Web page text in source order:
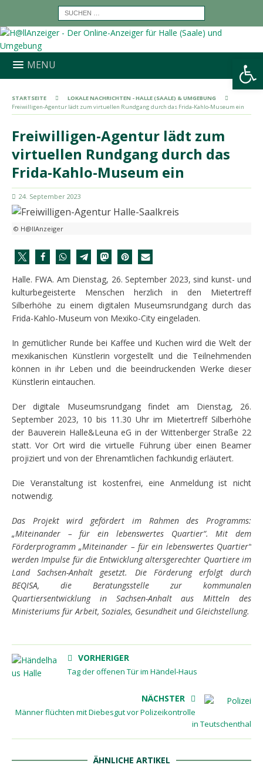
Werkzeugleiste öffnen
MENU
STARTSEITE
LOKALE NACHRICHTEN - HALLE (SAALE) & UMGEBUNG
Freiwilligen-Agentur lädt zum virtuellen Rundgang durch das Frida-Kahlo-Museum ein
Freiwilligen-Agentur lädt zum
virtuellen Rundgang durch das
Frida-Kahlo-Museum ein
24. September 2023
© H@llAnzeiger
Halle. FWA. Am Dienstag, 26. September 2023, sind kunst- und
kulturbegeisterte Menschen herzlich in den Mietertreff
Silberhöhe zu einem digitalen Museumsrundgang durch das
Frida-Kahlo-Museum von Mexiko-City eingeladen.
In gemütlicher Runde bei Kaffee und Kuchen wird die Welt der
mexikanischen Künstlerin vorgestellt und die Teilnehmenden
können in ihr Leben und die beeindruckenden Werke dieser
Künstlerin eintauchen.
Der digitale Museumsrundgang findet am Dienstag, 26.
September 2023, 10 bis 11.30 Uhr im Mietertreff Silberhöhe
der Bauverein Halle&Leuna eG in der Wittenberger Straße 22
statt. Vor Ort wird die virtuelle Führung über einen Beamer
projiziert und von der Ehrenamtlichen fachkundig erläutert.
Die Veranstaltung ist kostenfrei, eine Anmeldung ist nicht
notwendig.
Das Projekt wird gefördert im Rahmen des Programms:
„Miteinander – für ein lebenswertes Quartier“. Mit dem
Förderprogramm „Miteinander – für ein lebenswertes Quartier“
werden Impulse für die Entwicklung altersgerechter Quartiere im
Land Sachsen-Anhalt gesetzt. Die Förderung erfolgt durch
BEQISA, die Beratungsstelle zur kommunalen
Quartiersentwicklung in Sachsen-Anhalt aus Mitteln des
Ministeriums für Arbeit, Soziales, Gesundheit und Gleichstellung.
VORHERIGER
Tag der offenen Tür im Händel-Haus
NÄCHSTER
Männer flüchten mit Diebesgut vor Polizeikontrolle
in Teutschenthal
ÄHNLICHE ARTIKEL